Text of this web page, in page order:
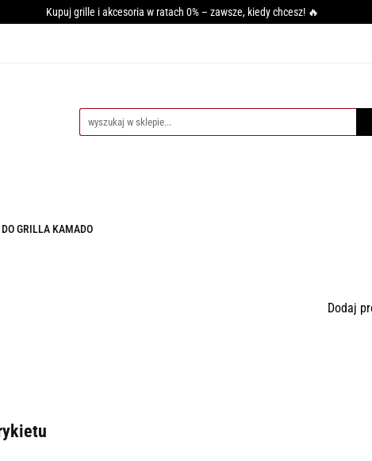
Kupuj grille i akcesoria w ratach 0% – zawsze, kiedy chcesz! 🔥
GRILLA
KURSY GRILLOWANIA MIĘSO PRZYPRAWY BLOG
GRILLA KAMADO
Dodaj